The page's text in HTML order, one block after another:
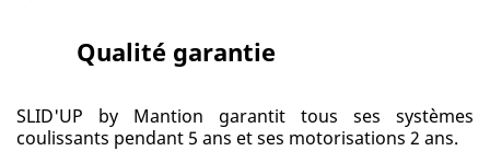
Qualité garantie
SLID'UP by Mantion garantit tous ses systèmes
coulissants pendant 5 ans et ses motorisations 2 ans.